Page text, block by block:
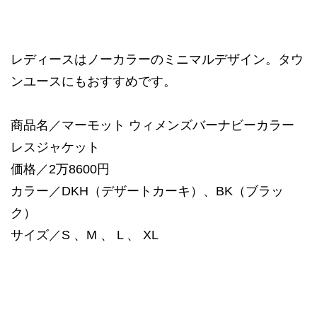
レディースはノーカラーのミニマルデザイン。タウ
ンユースにもおすすめです。
商品名／マーモット ウィメンズバーナビーカラー
レスジャケット
価格／2万8600円
カラー／DKH（デザートカーキ）、BK（ブラッ
ク）
サイズ／S 、M 、 L 、 XL